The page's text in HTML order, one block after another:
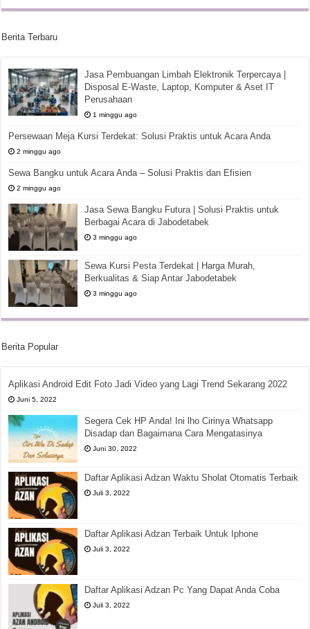
Berita Terbaru
Jasa Pembuangan Limbah Elektronik Terpercaya |
Disposal E-Waste, Laptop, Komputer & Aset IT
Perusahaan
1 minggu ago
Persewaan Meja Kursi Terdekat: Solusi Praktis untuk Acara Anda
2 minggu ago
Sewa Bangku untuk Acara Anda – Solusi Praktis dan Efisien
2 minggu ago
Jasa Sewa Bangku Futura | Solusi Praktis untuk
Berbagai Acara di Jabodetabek
3 minggu ago
Sewa Kursi Pesta Terdekat | Harga Murah,
Berkualitas & Siap Antar Jabodetabek
3 minggu ago
Berita Popular
Aplikasi Android Edit Foto Jadi Video yang Lagi Trend Sekarang 2022
Juni 5, 2022
Segera Cek HP Anda! Ini lho Cirinya Whatsapp
Disadap dan Bagaimana Cara Mengatasinya
Juni 30, 2022
Daftar Aplikasi Adzan Waktu Sholat Otomatis Terbaik
Juli 3, 2022
Daftar Aplikasi Adzan Terbaik Untuk Iphone
Juli 3, 2022
Daftar Aplikasi Adzan Pc Yang Dapat Anda Coba
Juli 3, 2022